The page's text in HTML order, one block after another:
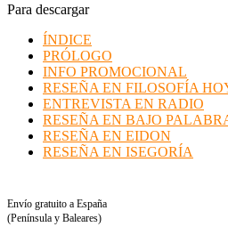
Para descargar
ÍNDICE
PRÓLOGO
INFO PROMOCIONAL
RESEÑA EN FILOSOFÍA
ENTREVISTA EN RADIO
RESEÑA EN BAJO
RESEÑA EN EIDON
RESEÑA EN ISEGORÍA
Envío gratuito a España
(Península y Baleares)